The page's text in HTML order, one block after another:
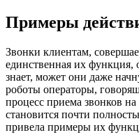
Примеры
Звонки клиентам,
единственная их функция,
знает, может они даже
роботы операторы,
процесс приема звонков на
становится почти
привела примеры их